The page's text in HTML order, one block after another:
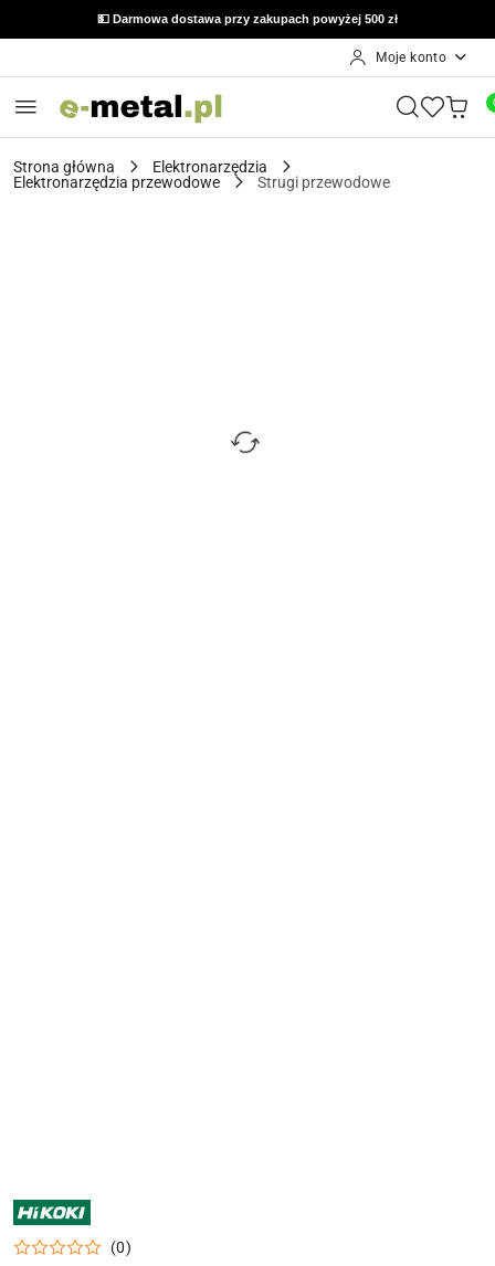
💵 Darmowa dostawa przy zakupach powyżej 500 zł
Moje konto
Strona główna
Elektronarzędzia
Elektronarzędzia przewodowe
Strugi przewodowe
NARZĘDZIA
HIKOKI
DO
BETONU,
(0)